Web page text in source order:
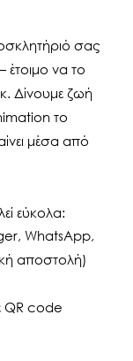
σας
να το
Δίνουμε ζωή
το
μέσα από
εύκολα:
WhatsApp,
αποστολή)
QR code